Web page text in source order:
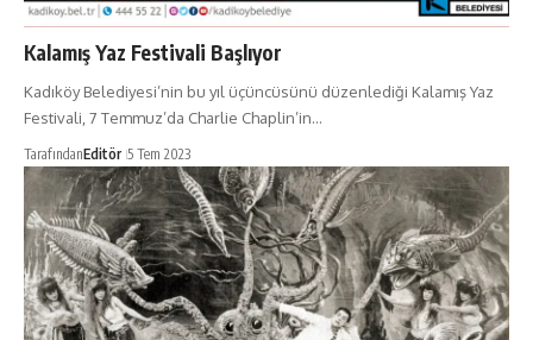
Kalamış Yaz Festivali Başlıyor
Kadıköy Belediyesi’nin bu yıl üçüncüsünü düzenlediği Kalamış Yaz
Festivali, 7 Temmuz’da Charlie Chaplin’in…
TarafındanEditör 5 Tem 2023